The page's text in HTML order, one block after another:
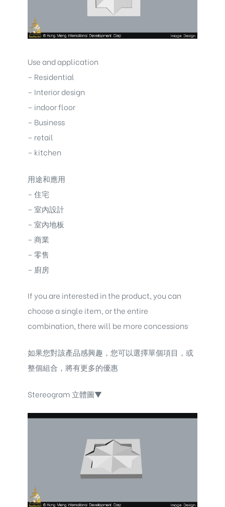
Use and application
– Residential
– Interior design
– indoor floor
– Business
– retail
– kitchen
用途和應用
– 住宅
– 室內設計
– 室內地板
– 商業
– 零售
– 廚房
If you are interested in the product, you can
choose a single item, or the entire
combination, there will be more concessions
如果您對該產品感興趣，您可以選擇單個項目，或
整個組合，將有更多的優惠
Stereogram 立體圖▼